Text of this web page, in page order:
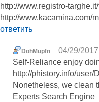
http://www.registro-
http://www.kacamina.com/
ответить
DohMupfn
04/29/
Self-Reliance enjoy
http://phistory.info/user/
Nonetheless, we clean
Experts Search Engine